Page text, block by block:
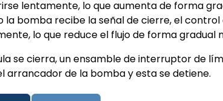
lentamente, lo que aumenta de forma
la bomba recibe la señal de cierre, el
lo que reduce el flujo de forma gradual
se cierra, un ensamble de interruptor de
arrancador de la bomba y esta se detiene.